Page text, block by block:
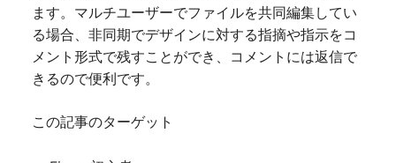
ます。マルチユーザーでファイルを共同編集してい
る場合、非同期でデザインに対する指摘や指示をコ
メント形式で残すことができ、コメントには返信で
きるので便利です。
この記事のターゲット